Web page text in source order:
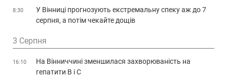
8:30
У Вінниці прогнозують екстремальну спеку аж до 7
серпня, а потім чекайте дощів
3 Серпня
16:10
На Вінниччині зменшилася захворюваність на
гепатити В і С